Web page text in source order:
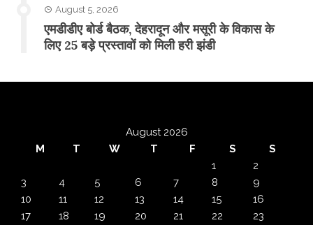
August 5, 2026
एमडीडीए बोर्ड बैठक, देहरादून और मसूरी के विकास के
लिए 25 बड़े प्रस्तावों को मिली हरी झंडी
August 2026
M
T W T F S
S
1
2
3
4 5 6 7 8
9
10
11 12 13 14 15
16
17
18 19 20 21 22
23